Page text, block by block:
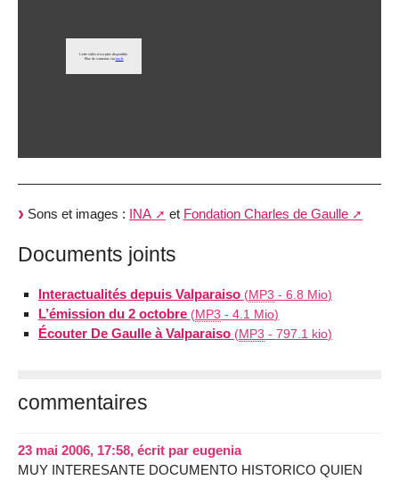
Sons et images : INA et Fondation Charles de Gaulle
Documents joints
Interactualités depuis Valparaiso (MP3 - 6.8 Mio)
L’émission du 2 octobre (MP3 - 4.1 Mio)
Écouter De Gaulle à Valparaiso (MP3 - 797.1 kio)
commentaires
23 mai 2006, 17:58, écrit par eugenia
MUY INTERESANTE DOCUMENTO HISTORICO QUIEN